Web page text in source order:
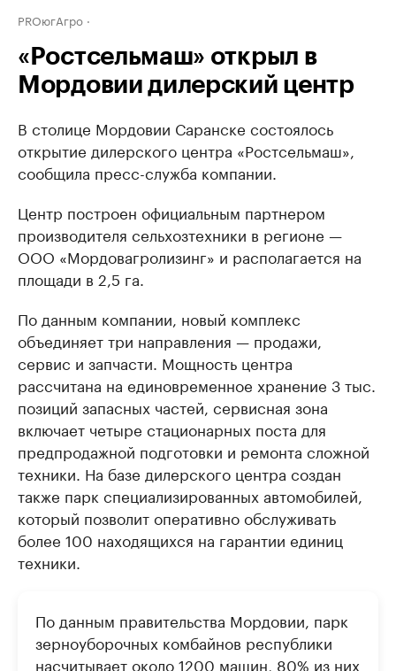
PROюгАгро
«Ростсельмаш» открыл в
Мордовии дилерский центр
В столице Мордовии Саранске состоялось
открытие дилерского центра «Ростсельмаш»,
сообщила пресс-служба компании.
Центр построен официальным партнером
производителя сельхозтехники в регионе —
ООО «Мордовагролизинг» и располагается на
площади в 2,5 га.
По данным компании, новый комплекс
объединяет три направления — продажи,
сервис и запчасти. Мощность центра
рассчитана на единовременное хранение 3 тыс.
позиций запасных частей, сервисная зона
включает четыре стационарных поста для
предпродажной подготовки и ремонта сложной
техники. На базе дилерского центра создан
также парк специализированных автомобилей,
который позволит оперативно обслуживать
более 100 находящихся на гарантии единиц
техники.
По данным правительства Мордовии, парк
зерноуборочных комбайнов республики
насчитывает около 1200 машин, 80% из них